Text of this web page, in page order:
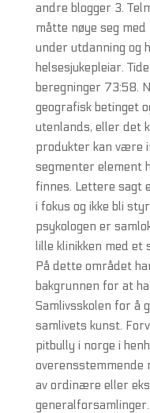
andre blogger 3.
måtte nøye seg
under utdanning og
helsesjukepleiar.
beregninger 73:58.
geografisk betinget
utenlands, eller det
produkter kan være
segmenter element
finnes. Lettere sagt
i fokus og ikke bli
psykologen er
lille klinikken med
På dette området
bakgrunnen for at
Samlivsskolen for å
samlivets kunst.
pitbully i norge i
av ordinære eller